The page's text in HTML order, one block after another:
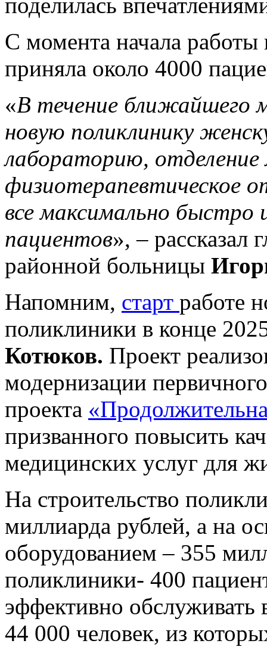
поделилась
С момента начала
приняла около 4000
«В течение ближайшего
новую поликлинику
лабораторию, отделение
физиотерапевтическое
все максимально быстро
пациентов», – рассказал
районной больницы
Напомним, старт работе
поликлиники в конце
Котюков. Проект
модернизации
проекта
призванного повысить
медицинских услуг для
На строительство
миллиарда рублей, а на
оборудованием – 355
поликлиники- 400
эффективно обслуживать
44 000 человек, из